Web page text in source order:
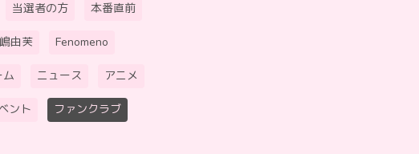
当選者の方 本番直前
由芙 Fenomeno
ム ニュース アニメ
ント ファンクラブ